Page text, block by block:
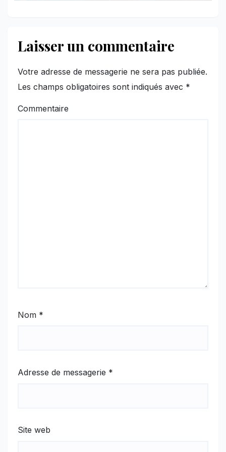
Laisser un commentaire
Votre adresse de messagerie ne sera pas publiée.
Les champs obligatoires sont indiqués avec *
Commentaire
Nom *
Adresse de messagerie *
Site web